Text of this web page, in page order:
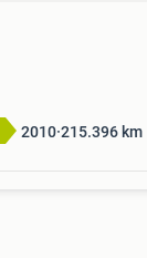
2010 215.396 km